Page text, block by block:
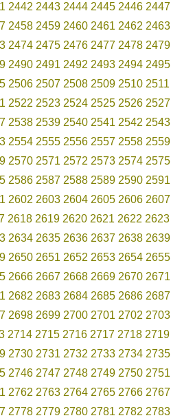
2442 2443 2444 2445 2446 2447
2458 2459 2460 2461 2462 2463
2474 2475 2476 2477 2478 2479
2490 2491 2492 2493 2494 2495
2506 2507 2508 2509 2510 2511
2522 2523 2524 2525 2526 2527
2538 2539 2540 2541 2542 2543
2554 2555 2556 2557 2558 2559
2570 2571 2572 2573 2574 2575
2586 2587 2588 2589 2590 2591
2602 2603 2604 2605 2606 2607
2618 2619 2620 2621 2622 2623
2634 2635 2636 2637 2638 2639
2650 2651 2652 2653 2654 2655
2666 2667 2668 2669 2670 2671
2682 2683 2684 2685 2686 2687
2698 2699 2700 2701 2702 2703
2714 2715 2716 2717 2718 2719
2730 2731 2732 2733 2734 2735
2746 2747 2748 2749 2750 2751
2762 2763 2764 2765 2766 2767
2778 2779 2780 2781 2782 2783